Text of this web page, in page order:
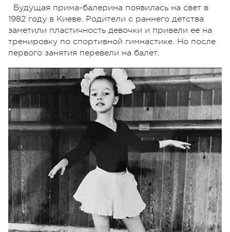
Будущая прима-балерина появилась на свет в
1982 году в Киеве. Родители с раннего детства
заметили пластичность девочки и привели ее на
тренировку по спортивной гимнастике. Но после
первого занятия перевели на балет.